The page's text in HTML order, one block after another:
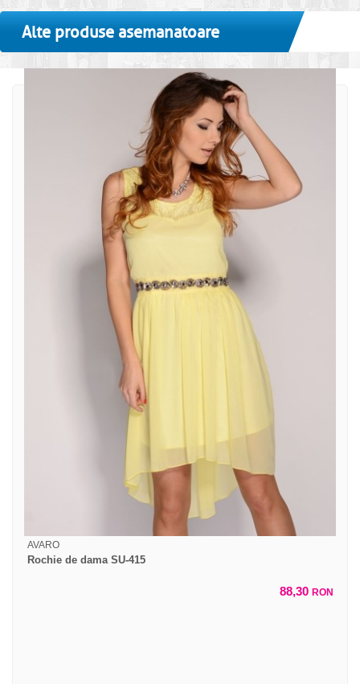
Alte produse asemanatoare
AVARO
Rochie de dama SU-415
88,30 RON